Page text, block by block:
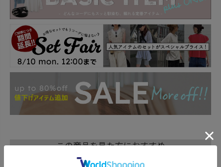
この商品を見た方におすすめ